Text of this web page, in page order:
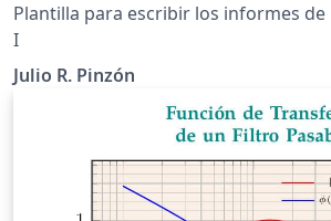
Plantilla para escribir los informes
I
Julio R. Pinzón